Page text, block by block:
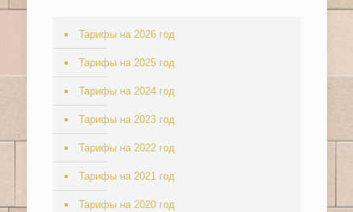
Тарифы на 2026 год
Тарифы на 2025 год
Тарифы на 2024 год
Тарифы на 2023 год
Тарифы на 2022 год
Тарифы на 2021 год
Тарифы на 2020 год